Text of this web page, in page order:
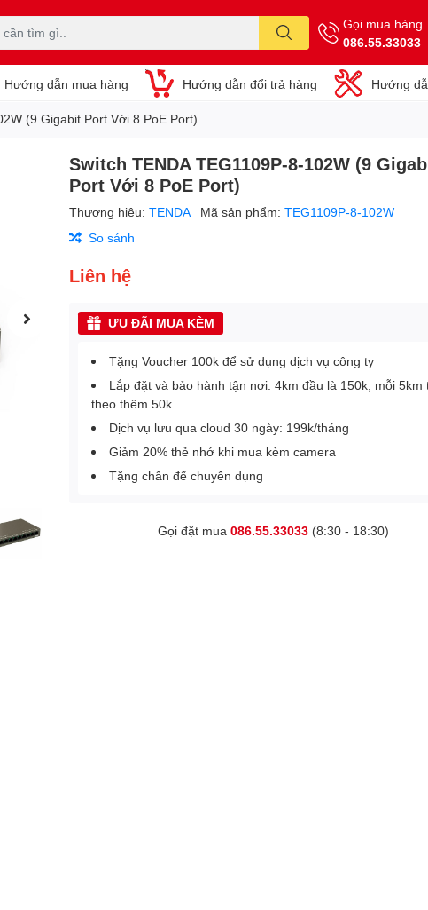
Gọi mua hàng
086.55.33033
Hướng dẫn mua hàng Hướng dẫn đổi trả hàng Hướng
(9 Gigabit Port Với 8 PoE Port)
Switch TENDA TEG1109P-8-102W (9
Port Với 8 PoE Port)
Thương hiệu:TENDA Mã sản phẩm:TEG1109P-8-102W
So sánh
Liên hệ
ƯU ĐÃI MUA KÈM
Tặng Voucher 100k để sử dụng dịch vụ công ty
Lắp đặt và bảo hành tận nơi: 4km đầu là 150k, mỗi 5km
theo thêm 50k
Dịch vụ lưu qua cloud 30 ngày: 199k/tháng
Giảm 20% thẻ nhớ khi mua kèm camera
Tặng chân đế chuyên dụng
Gọi đặt mua 086.55.33033(8:30 - 18:30)